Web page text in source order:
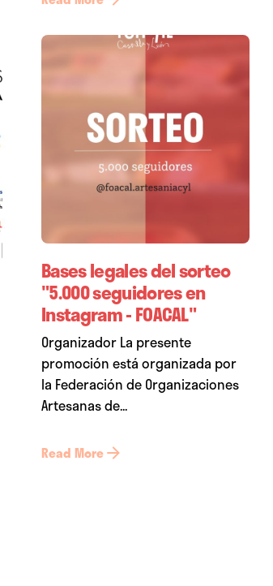
Bases legales del sorteo
"5.000 seguidores en
Instagram - FOACAL"
Organizador La presente
promoción está organizada por
la Federación de Organizaciones
Artesanas de...
Read More